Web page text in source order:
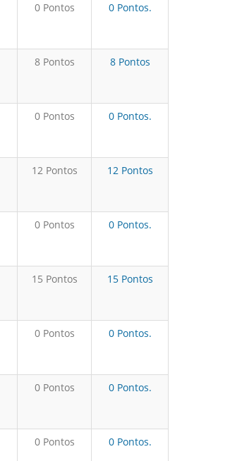
0 Pontos 0 Pontos.
8 Pontos 8 Pontos
0 Pontos 0 Pontos.
12 Pontos 12 Pontos
0 Pontos 0 Pontos.
15 Pontos 15 Pontos
0 Pontos 0 Pontos.
0 Pontos 0 Pontos.
0 Pontos 0 Pontos.